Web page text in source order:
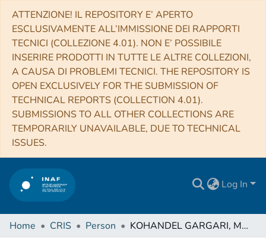
ATTENZIONE! IL REPOSITORY E’ APERTO
ESCLUSIVAMENTE ALL’IMMISSIONE DEI RAPPORTI
TECNICI (COLLEZIONE 4.01). NON E’ POSSIBILE
INSERIRE PRODOTTI IN TUTTE LE ALTRE COLLEZIONI,
A CAUSA DI PROBLEMI TECNICI. THE REPOSITORY IS
OPEN EXCLUSIVELY FOR THE SUBMISSION OF
TECHNICAL REPORTS (COLLECTION 4.01).
SUBMISSIONS TO ALL OTHER COLLECTIONS ARE
TEMPORARILY UNAVAILABLE, DUE TO TECHNICAL
ISSUES.
Log In
Home CRIS Person KOHANDEL GARGARI, Mahsa